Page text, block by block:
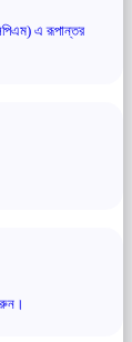
এ রূপান্তর